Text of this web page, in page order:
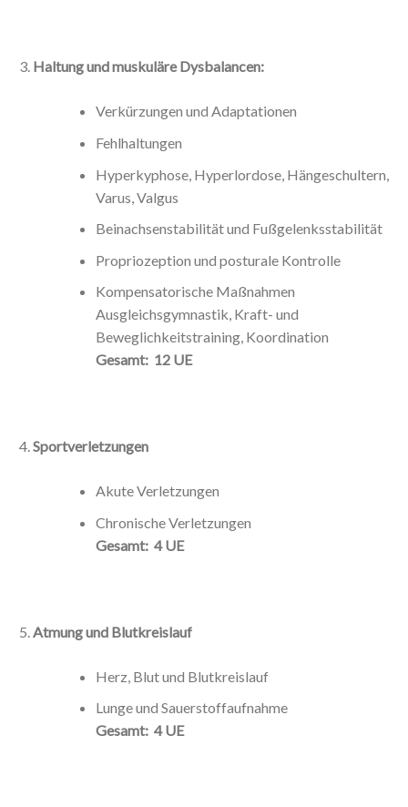
Haltung und muskuläre Dysbalancen:
Verkürzungen und Adaptationen
Fehlhaltungen
Hyperkyphose, Hyperlordose, Hängeschultern,
Varus, Valgus
Beinachsenstabilität und Fußgelenksstabilität
Propriozeption und posturale Kontrolle
Kompensatorische Maßnahmen
Ausgleichsgymnastik, Kraft- und
Beweglichkeitstraining, Koordination
Gesamt: 12 UE
Sportverletzungen
Akute Verletzungen
Chronische Verletzungen
Gesamt: 4 UE
Atmung und Blutkreislauf
Herz, Blut und Blutkreislauf
Lunge und Sauerstoffaufnahme
Gesamt: 4 UE